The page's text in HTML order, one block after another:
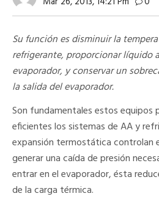
Su función es disminuir la
refrigerante, proporcionar líquido
evaporador, y conservar un
la salida del evaporador.
Son fundamentales estos equipos
eficientes los sistemas de AA y
expansión termostática controlan
generar una caída de presión
entrar en el evaporador, ésta
de la carga térmica.